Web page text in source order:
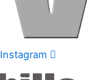
Instagram